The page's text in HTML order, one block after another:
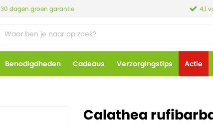
30 dagen groen garantie 4,1
Benodigdheden Cadeaus Verzorgingstips Actie
Calathea